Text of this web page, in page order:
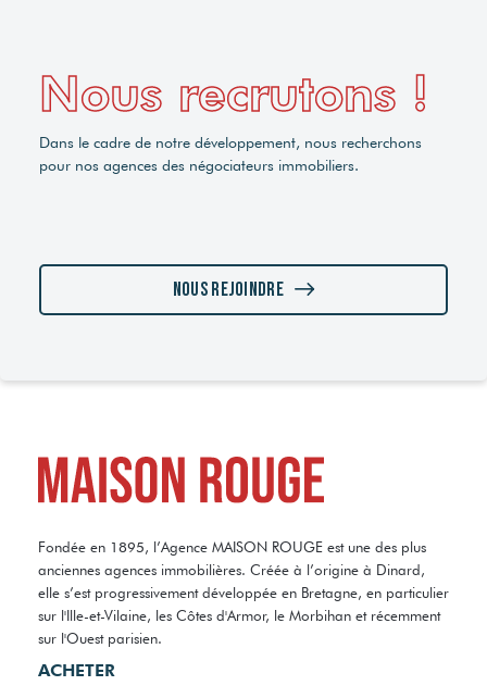
Nous recrutons !
Dans le cadre de notre développement, nous recherchons
pour nos agences des négociateurs immobiliers.
Nous rejoindre
Fondée en 1895, l’Agence MAISON ROUGE est une des plus
anciennes agences immobilières. Créée à l’origine à Dinard,
elle s’est progressivement développée en Bretagne, en particulier
sur l'Ille-et-Vilaine, les Côtes d'Armor, le Morbihan et récemment
sur l'Ouest parisien.
ACHETER